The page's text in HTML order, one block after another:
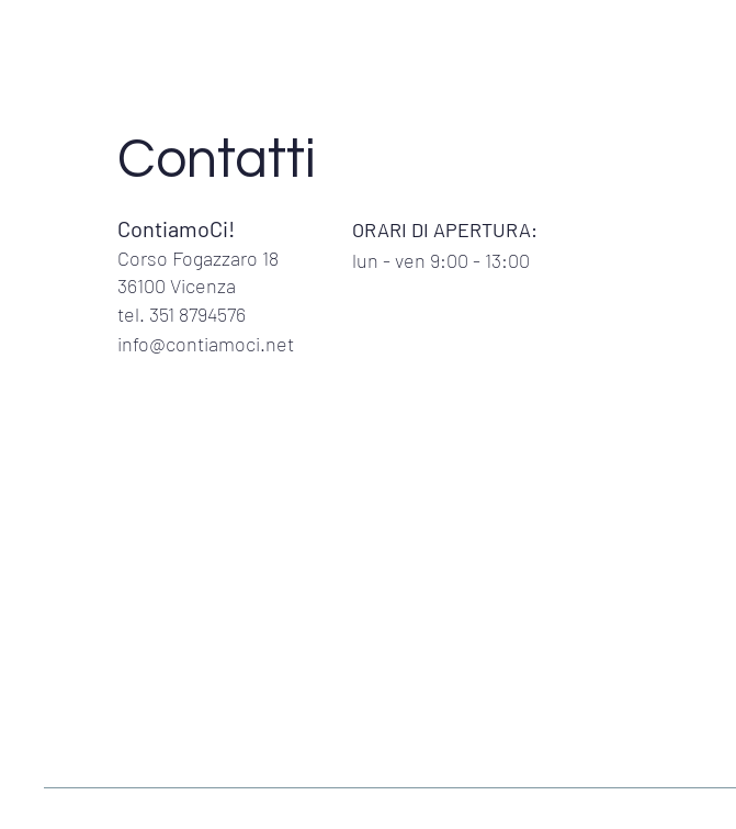
Contatti
ContiamoCi!
Corso Fogazzaro 18
36100 Vicenza
tel. 351 8794576
info@contiamoci.net
ORARI DI APERTURA:
lun - ven 9:00 - 13:00